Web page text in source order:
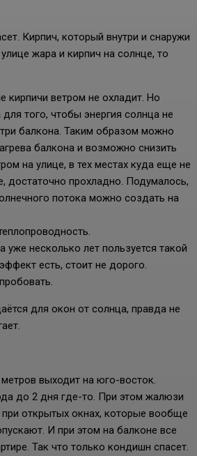
Кирпич, который внутри и снаружи
жара и кирпич на солнце, то
кирпичи ветром не охладит. Но
того, чтобы энергия солнца не
балкона. Таким образом можно
балкона и возможно снизить
на улице, в тех местах куда еще не
достаточно прохладно. Подумалось,
потока можно создать на
уже несколько лет пользуется такой
есть, стоит не дорого.
для окон от солнца, правда не
выходит на юго-восток.
до 2 дня где-то. При этом жалюзи
открытых окнах, которые вообще
И при этом на балконе все
Так что только кондишн спасет.